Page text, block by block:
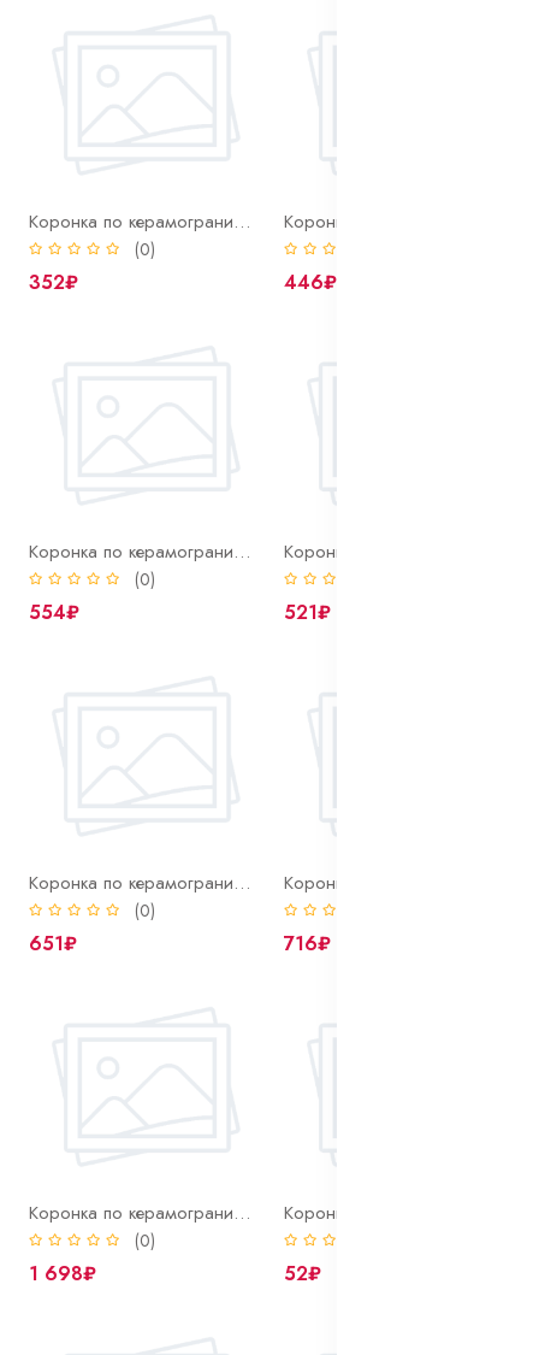
Коронка по керамограниту 22 мм Ritter алмазная
(0)
352₽ 446₽
Коронка по керамограниту 30 мм Ritter алмазная
(0)
554₽ 521₽
Коронка по керамограниту 45 мм Ritter алмазная
(0)
651₽ 716₽
Коронка по керамограниту 68 мм Ritter алмазная
(0)
1 698₽ 52₽